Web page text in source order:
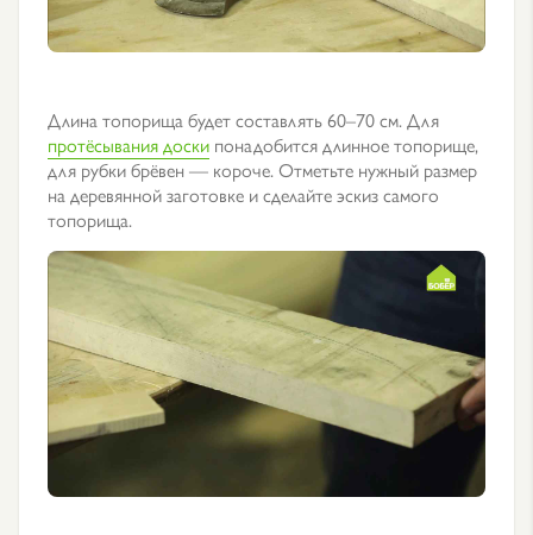
Длина топорища будет составлять 60–70 см. Для
протёсывания доски понадобится длинное топорище,
для рубки брёвен — короче. Отметьте нужный размер
на деревянной заготовке и сделайте эскиз самого
топорища.